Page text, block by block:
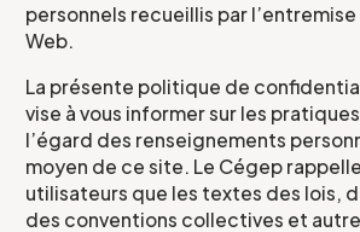
personnels recueillis par
Web.
La présente politique de
vise à vous informer sur les
l’égard des renseignements
moyen de ce site. Le Cégep
utilisateurs que les textes des lois,
des conventions collectives et